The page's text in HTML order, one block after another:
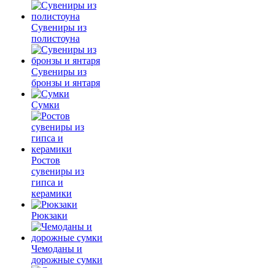
Сувениры из
полистоуна
Сувениры из
бронзы и янтаря
Сумки
Ростов
сувениры из
гипса и
керамики
Рюкзаки
Чемоданы и
дорожные сумки